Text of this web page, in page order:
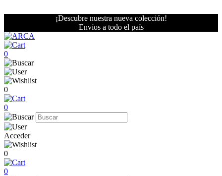
¡Descubre nuestra nueva colección!
Envíos a todo el país
0
0
0
Acceder
0
0